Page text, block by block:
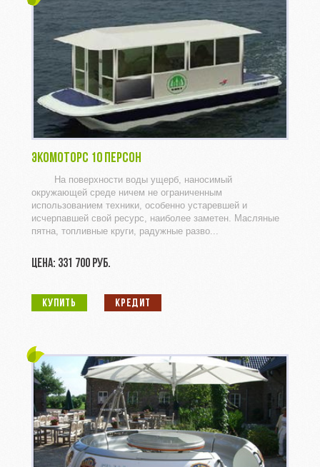
ЭКОМОТОРС 10 ПЕРСОН
На поверхности воды ущерб, наносимый
окружающей среде ничем не ограниченным
использованием техники, особенно устаревшей и
исчерпавшей свой ресурс, наиболее заметен. Масляные
пятна, топливные круги, радужные разво...
ЦЕНА: 331 700 РУБ.
КУПИТЬ КРЕДИТ